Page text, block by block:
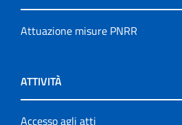
Attuazione misure PNRR
ATTIVITÀ
Accesso agli atti